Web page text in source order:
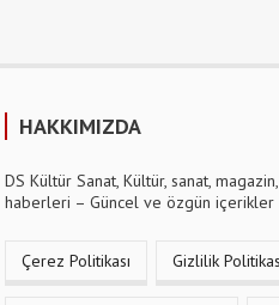
HAKKIMIZDA
DS Kültür Sanat, Kültür, sanat,
haberleri – Güncel ve özgün içerikler
Çerez Politikası Gizlilik